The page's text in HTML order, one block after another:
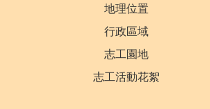
地理位置
行政區域
志工園地
志工活動花絮